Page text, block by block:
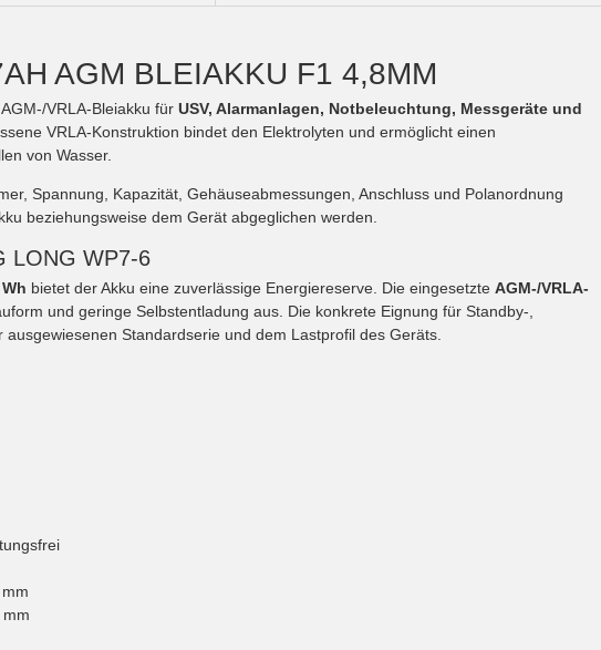
AGM BLEIAKKU F1 4,8MM
VRLA-Bleiakku für USV, Alarmanlagen, Notbeleuchtung, Messgeräte und
VRLA-Konstruktion bindet den Elektrolyten und ermöglicht einen
von Wasser.
Spannung, Kapazität, Gehäuseabmessungen, Anschluss und Polanordnung
beziehungsweise dem Gerät abgeglichen werden.
LONG WP7-6
bietet der Akku eine zuverlässige Energiereserve. Die eingesetzte AGM-/VRLA-
und geringe Selbstentladung aus. Die konkrete Eignung für Standby-,
Standardserie und dem Lastprofil des Geräts.